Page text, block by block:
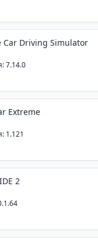
Car Driving Simulator
7.14.0
Extreme
1.121
2